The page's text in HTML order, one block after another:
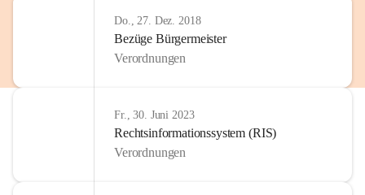
Do., 27. Dez. 2018
Bezüge Bürgermeister
Verordnungen
Fr., 30. Juni 2023
Rechtsinformationssystem (RIS)
Verordnungen